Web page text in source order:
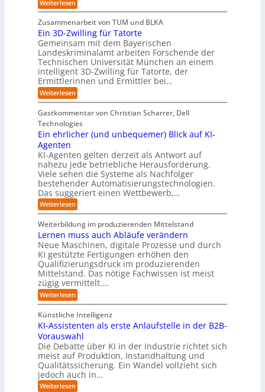
n
F
o
r
m
w
a
y
s
b
e
i
c
-
e
u
r
o
p
ä
c
h
n
R
o
u
t
e
H
e
r
s
t
e
l
r
n
r
u
n
g
W
e
s
a
u
b
e
r
e
D
a
e
n
K
I
P
r
o
j
e
k
t
e
i
d
e
r
I
n
d
u
s
t
r
e
e
r
m
ö
g
l
i
e
p
o
t
:
S
i
n
k
e
n
d
e
C
y
e
r
r
i
s
i
k
o
w
a
c
h
s
e
n
d
e
R
a
n
s
o
m
w
a
r
e
-
Weiterlesen:
E
n
z
w
e
i
t
e
s
L
e
e
n
f
I
n
d
u
s
t
r
i
e
r
o
b
o
t
e
r
Zusammenarbeit von TUM und BLKA
Ein 3D-Zwilling für Tatorte
Gemeinsam mit dem Bayerischen
Landeskriminalamt arbeiten Forschende der
Technischen Universität München an einem
intelligent 3D-Zwilling für Tatorte, der
Ermittlerinnen und Ermittler bei…
Weiterlesen:
E
n
3
D
w
i
l
l
i
n
g
f
ü
r
T
a
t
o
r
t
e
Gastkommentar von Christian Scharrer, Dell
Technologies
Ein ehrlicher (und unbequemer) Blick auf KI-
Agenten
KI-Agenten gelten derzeit als Antwort auf
nahezu jede betriebliche Herausforderung.
Viele sehen die Systeme als Nachfolger
bestehender Automatisierungstechnologien.
Das suggeriert einen Wettbewerb,…
Weiterlesen:
E
n
e
h
r
l
i
c
h
e
r
u
n
d
u
n
b
e
q
u
Weiterbildung im produzierenden Mittelstand
Lernen muss auch Abläufe verändern
Neue Maschinen, digitale Prozesse und durch
KI gestützte Fertigungen erhöhen den
Qualifizierungsdruck im produzierenden
Mittelstand. Das nötige Fachwissen ist meist
zügig vermittelt.…
Weiterlesen:
L
e
r
n
e
n
m
u
s
s
a
Künstliche Intelligenz
KI-Assistenten als erste Anlaufstelle in der B2B-
Vorauswahl
Die Debatte über KI in der Industrie richtet sich
meist auf Produktion, Instandhaltung und
Qualitätssicherung. Ein Wandel vollzieht sich
jedoch auch in…
Weiterlesen: